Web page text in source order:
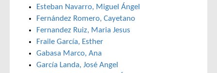
Esteban Navarro, Miguel Ángel
Fernández Romero, Cayetano
Fernandez Ruiz, Maria Jesus
Fraile García, Esther
Gabasa Marco, Ana
García Landa, José Angel